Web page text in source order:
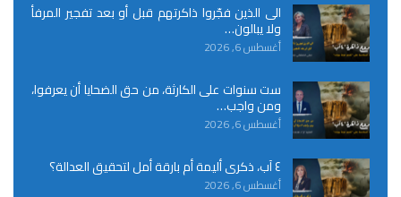
الى الذين فجّروا ذاكرتهم قبل أو بعد تفجير المرفأ
ولا يبالون…
أغسطس 6, 2026
ست سنوات على الكارثة، من حق الضحايا أن يعرفوا،
ومن واجب…
أغسطس 6, 2026
٤ آب، ذكرى أليمة أم بارقة أمل لتحقيق العدالة؟
أغسطس 6, 2026